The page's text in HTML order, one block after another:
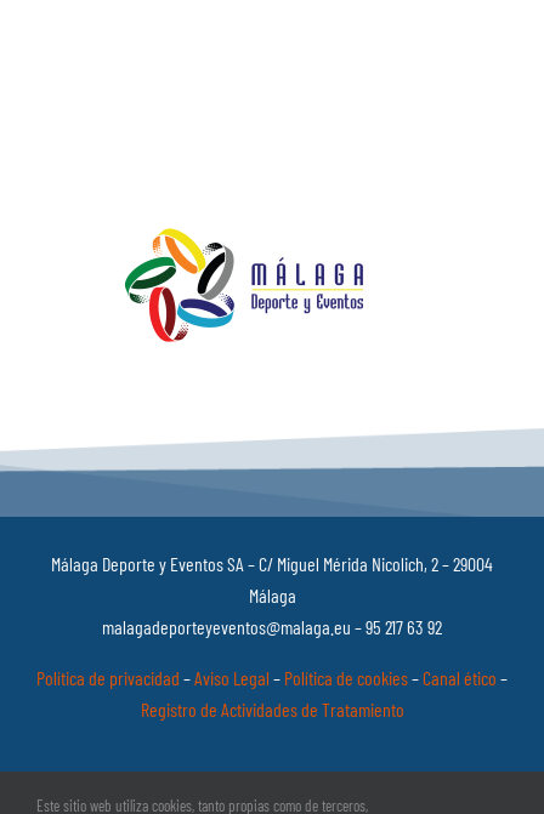
Málaga Deporte y Eventos SA – C/ Miguel Mérida Nicolich, 2 – 29004
Málaga
malagadeporteyeventos@malaga.eu – 95 217 63 92
Política de privacidad –Aviso Legal – Política de cookies–Canal ético –
Registro de Actividades de Tratamiento
Este sitio web utiliza cookies, tanto propias como de terceros,